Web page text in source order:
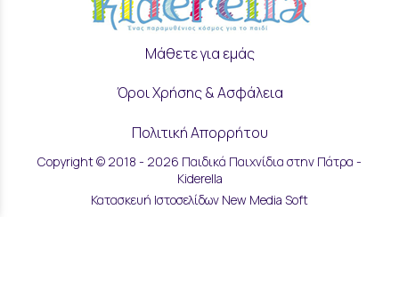
Μάθετε για εμάς
Όροι Χρήσης & Ασφάλεια
Πολιτική Απορρήτου
Ρυθμίσεις Cookies
Copyright © 2018 - 2026 Παιδικά Παιχνίδια στην Πάτρα -
Kiderella
Κατασκευή Ιστοσελίδων New Media Soft